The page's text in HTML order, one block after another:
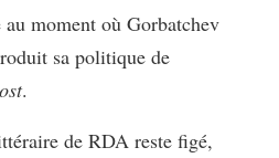
moment où Gorbatchev
sa politique de
.
de RDA reste figé,